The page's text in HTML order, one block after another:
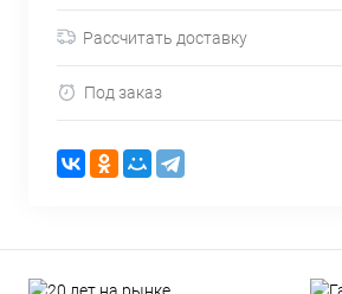
Рассчитать доставку
Под заказ